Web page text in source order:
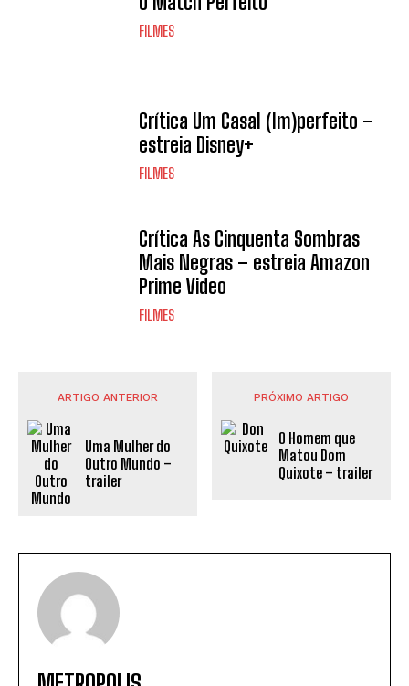
FILMES
Crítica Um Casal (Im)perfeito –
estreia Disney+
FILMES
Crítica As Cinquenta Sombras
Mais Negras – estreia Amazon
Prime Video
FILMES
ARTIGO ANTERIOR
Uma Mulher do
Outro Mundo –
trailer
PRÓXIMO ARTIGO
O Homem que
Matou Dom
Quixote – trailer